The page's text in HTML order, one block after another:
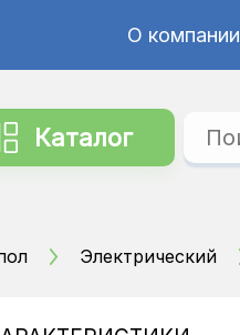
О компании
Каталог
Электрический